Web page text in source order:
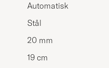
Automatisk
Stål
20 mm
19 cm